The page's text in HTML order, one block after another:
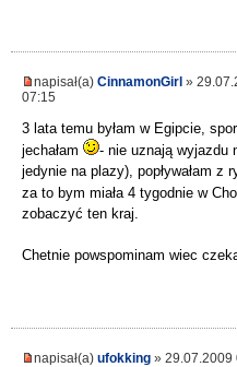
napisał(a) CinnamonGirl »
07:15
3 lata temu byłam w Egipcie,
jechałam
- nie uznają wyjazdu
jedynie na plazy), popływałam
za to bym miała 4 tygodnie w
zobaczyć ten kraj.
Chetnie powspominam wiec
napisał(a) ufokking » 29.07.2009